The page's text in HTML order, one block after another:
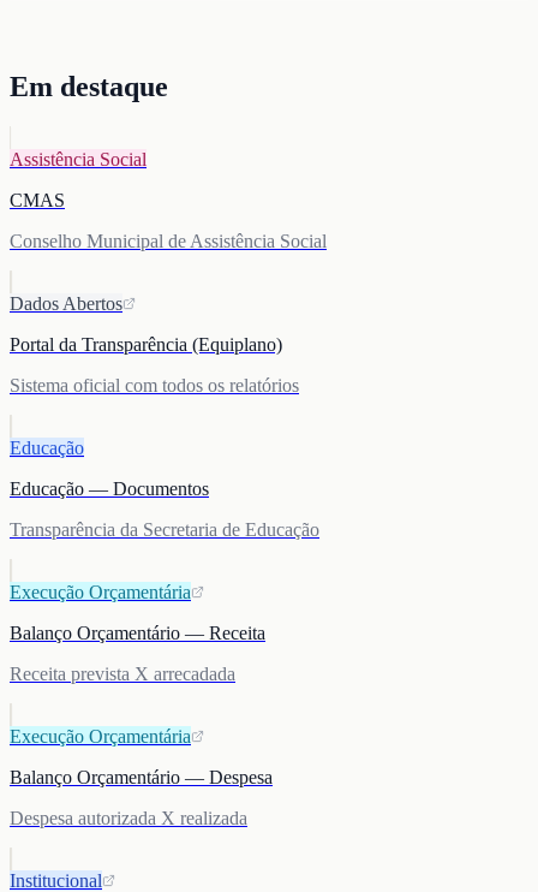
Em destaque
Assistência Social
CMAS
Conselho Municipal de Assistência Social
Dados Abertos
Portal da Transparência (Equiplano)
Sistema oficial com todos os relatórios
Educação
Educação — Documentos
Transparência da Secretaria de Educação
Execução Orçamentária
Balanço Orçamentário — Receita
Receita prevista X arrecadada
Execução Orçamentária
Balanço Orçamentário — Despesa
Despesa autorizada X realizada
Institucional